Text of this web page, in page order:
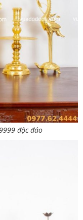
độc đáo